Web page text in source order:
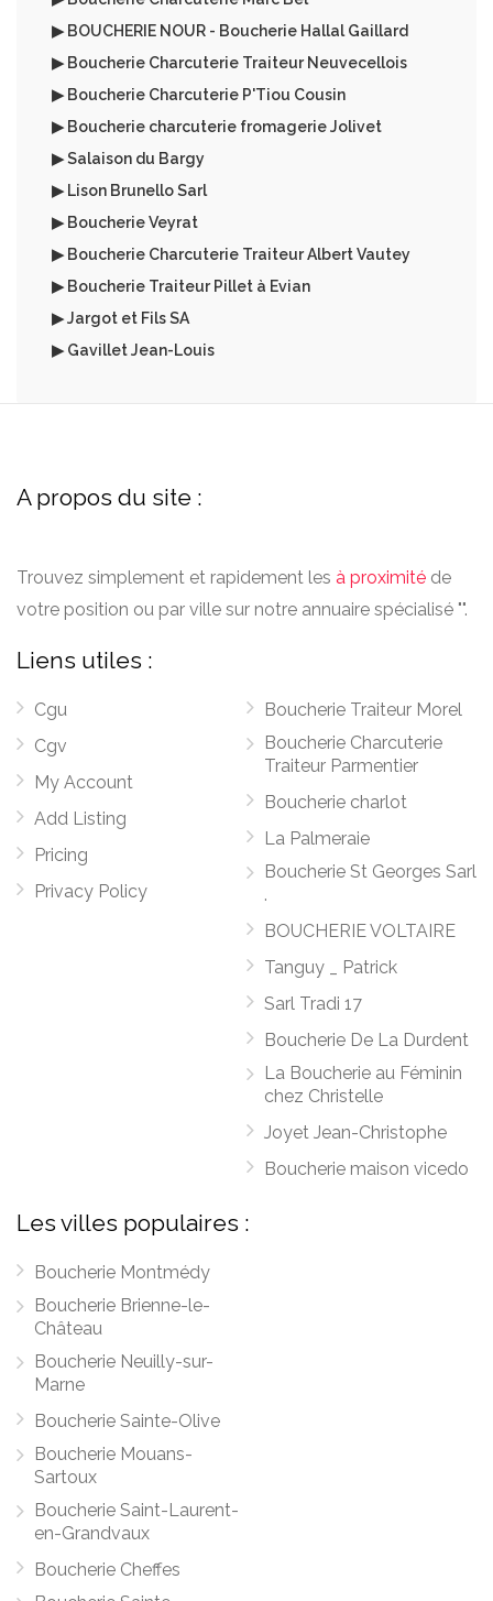
▶ BOUCHERIE NOUR - Boucherie Hallal Gaillard
▶ Boucherie Charcuterie Traiteur Neuvecellois
▶ Boucherie Charcuterie P'Tiou Cousin
▶ Boucherie charcuterie fromagerie Jolivet
▶ Salaison du Bargy
▶ Lison Brunello Sarl
▶ Boucherie Veyrat
▶ Boucherie Charcuterie Traiteur Albert Vautey
▶ Boucherie Traiteur Pillet à Evian
▶ Jargot et Fils SA
▶ Gavillet Jean-Louis
A propos du site :
Trouvez simplement et rapidement les à proximité de
votre position ou par ville sur notre annuaire spécialisé "".
Liens utiles :
Cgu
Cgv
My Account
Add Listing
Pricing
Privacy Policy
Boucherie Traiteur Morel
Boucherie Charcuterie
Traiteur Parmentier
Boucherie charlot
La Palmeraie
Boucherie St Georges Sarl
.
BOUCHERIE VOLTAIRE
Tanguy _ Patrick
Sarl Tradi 17
Boucherie De La Durdent
La Boucherie au Féminin
chez Christelle
Joyet Jean-Christophe
Boucherie maison vicedo
Les villes populaires :
Boucherie Montmédy
Boucherie Brienne-le-
Château
Boucherie Neuilly-sur-
Marne
Boucherie Sainte-Olive
Boucherie Mouans-
Sartoux
Boucherie Saint-Laurent-
en-Grandvaux
Boucherie Cheffes